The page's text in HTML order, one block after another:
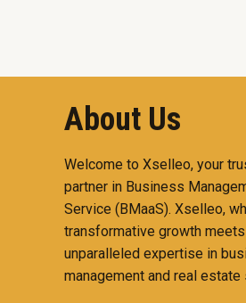
About Us
Welcome to Xselleo, your
partner in Business
Service (BMaaS). Xselleo,
transformative growth meets
unparalleled expertise in
management and real estate